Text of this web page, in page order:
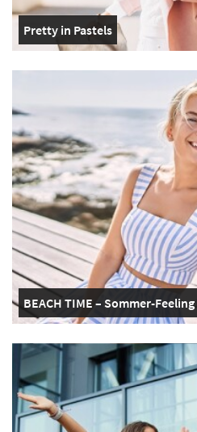
Pretty in Pastels
BEACH TIME – Sommer-